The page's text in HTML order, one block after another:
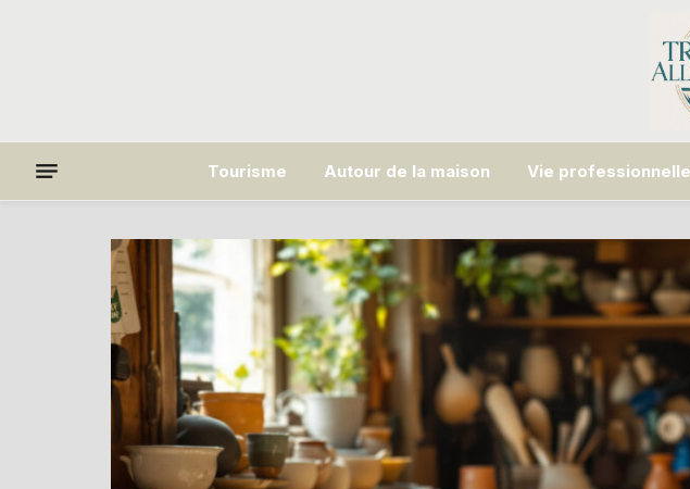
Tourisme Autour de la maison Vie professionnelle